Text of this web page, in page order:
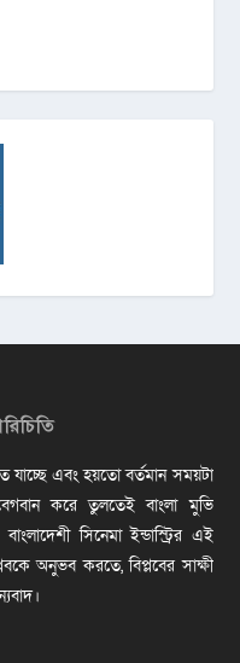
যাচ্ছে এবং হয়তো বর্তমান সময়টা
করে তুলতেই বাংলা মুভি
সিনেমা ইন্ডাস্ট্রির এই
অনুভব করতে, বিপ্লবের সাক্ষী